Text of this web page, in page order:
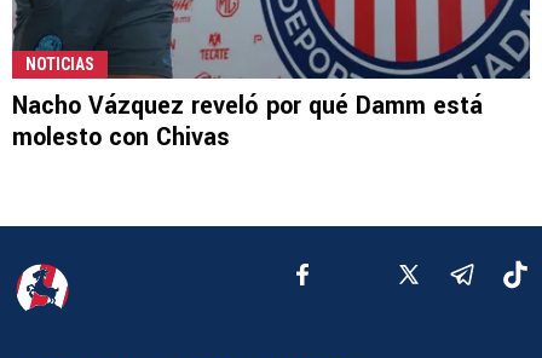
NOTICIAS
Nacho Vázquez reveló por qué Damm está
molesto con Chivas